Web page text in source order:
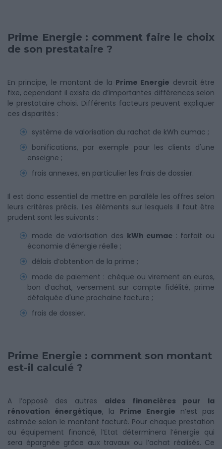
Prime Energie : comment faire le choix
de son prestataire ?
En principe, le montant de la Prime Energie devrait être
fixe, cependant il existe de d’importantes différences selon
le prestataire choisi. Différents facteurs peuvent expliquer
ces disparités :
système de valorisation du rachat de kWh cumac ;
bonifications, par exemple pour les clients d'une
enseigne ;
frais annexes, en particulier les frais de dossier.
Il est donc essentiel de mettre en parallèle les offres selon
leurs critères précis. Les éléments sur lesquels il faut être
prudent sont les suivants :
mode de valorisation des kWh cumac : forfait ou
économie d’énergie réelle ;
délais d’obtention de la prime ;
mode de paiement : chèque ou virement en euros,
bon d’achat, versement sur compte fidélité, prime
défalquée d'une prochaine facture ;
frais de dossier.
Prime Energie : comment son montant
est-il calculé ?
A l’opposé des autres aides financières pour la
rénovation énergétique, la Prime Energie n’est pas
estimée selon le montant facturé. Pour chaque prestation
ou équipement financé, l’Etat déterminera l’énergie qui
sera épargnée grâce aux travaux ou l’achat réalisés. Ce